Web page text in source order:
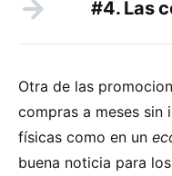
#4. Las
Otra de las
compras a meses sin
físicas como en un
buena noticia para